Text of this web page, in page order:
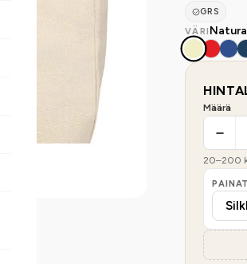
GRS
VÄRI
Määrä
20–200